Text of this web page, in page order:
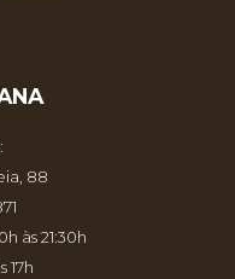
88
às 21:30h
17h